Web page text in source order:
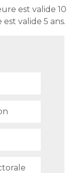
est valide 10
valide 5 ans.